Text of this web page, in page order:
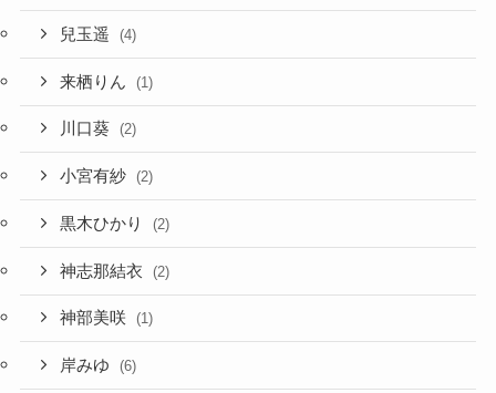
兒玉遥 (4)
来栖りん (1)
川口葵 (2)
小宮有紗 (2)
黒木ひかり (2)
神志那結衣 (2)
神部美咲 (1)
岸みゆ (6)